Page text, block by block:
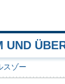
UND
スゾー